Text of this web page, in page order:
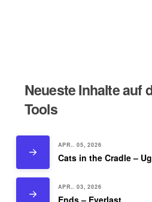
Neueste Inhalte auf
Tools
APR.. 05, 2026
Cats in the Cradle –
APR.. 03, 2026
Ends – Everlast